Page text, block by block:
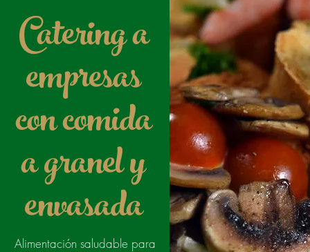
Catering a
empresas
con comida
a granel y
envasada
Alimentación saludable para